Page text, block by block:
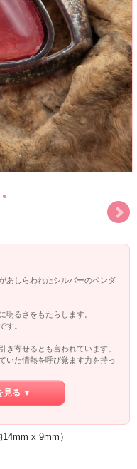
あしらわれたシルバーのペンダ
明るさをもたらします。
す。
き寄せるとも言われています。
いた情熱を呼び覚ます力を持っ
見る ▼
x 9mm）